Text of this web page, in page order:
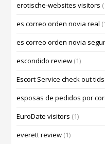
erotische-websites visitors
es correo orden novia real
es correo orden novia
escondido review (1)
Escort Service check out
esposas de pedidos por
EuroDate visitors (1)
everett review (1)